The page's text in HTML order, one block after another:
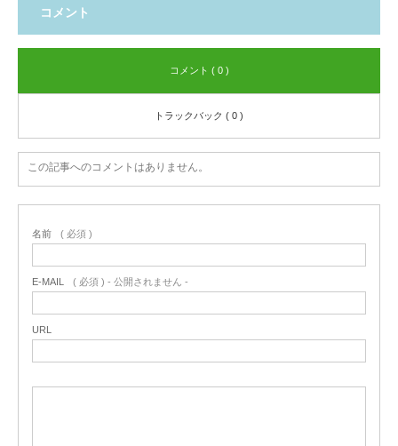
コメント
コメント ( 0 )
トラックバック ( 0 )
この記事へのコメントはありません。
名前 ( 必須 )
E-MAIL ( 必須 ) - 公開されません -
URL